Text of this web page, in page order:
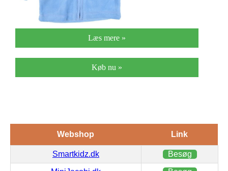
Læs mere »
Køb nu »
Webshop Link
Smartkidz.dk Besøg